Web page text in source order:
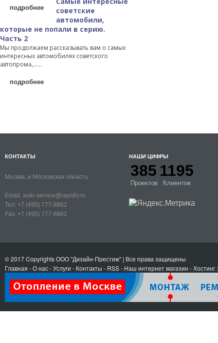
подробнее
советские
автомобили,
которые не попали в серию.
Часть 2
Мы продолжаем рассказывать вам о самых
интересных автомобилях советского
автопрома,…...
подробнее
КОНТАКТЫ
Москва, и Московская область
Email: auto-service@rapidly.ru
Тел: +7 (495) 777-8862
Fax: +7 (495) 777-8862
НАШИ ЦИФРЫ
385
Проектов
1195
Клиентов
© 2017 CopyrightsООО "Дизайн-Престиж" | Все права защищены
Главная -О нас-Услуги - Контакты - RSS- Наш интернет магазин -Хостинг